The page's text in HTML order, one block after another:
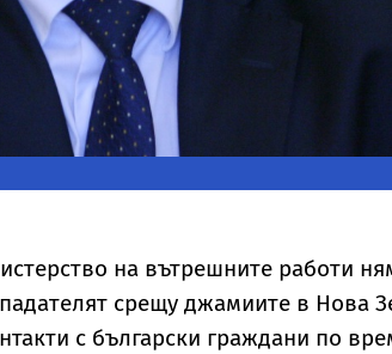
на вътрешните работи
срещу джамиите в Нова
с български граждани по